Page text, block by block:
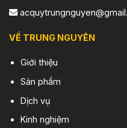
VỀ TRUNG NGUYÊN
Giới thiệu
Sản phẩm
Dịch vụ
Kinh nghiệm